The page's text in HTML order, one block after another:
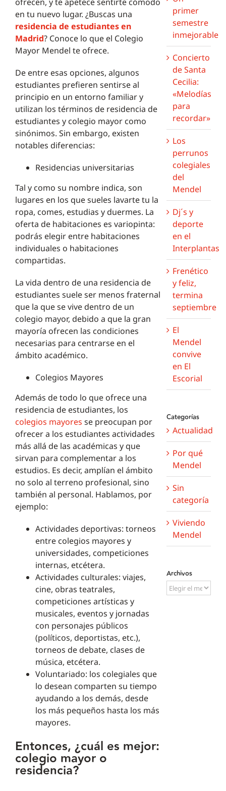
en tu nuevo lugar. ¿Buscas una
residencia de estudiantes en
Madrid? Conoce lo que el Colegio
Mayor Mendel te ofrece.
De entre esas opciones, algunos
estudiantes prefieren sentirse al
principio en un entorno familiar y
utilizan los términos de residencia de
estudiantes y colegio mayor como
sinónimos. Sin embargo, existen
notables diferencias:
Residencias universitarias
Tal y como su nombre indica, son
lugares en los que sueles lavarte tu la
ropa, comes, estudias y duermes. La
oferta de habitaciones es variopinta:
podrás elegir entre habitaciones
individuales o habitaciones
compartidas.
La vida dentro de una residencia de
estudiantes suele ser menos fraternal
que la que se vive dentro de un
colegio mayor, debido a que la gran
mayoría ofrecen las condiciones
necesarias para centrarse en el
ámbito académico.
Colegios Mayores
Además de todo lo que ofrece una
residencia de estudiantes, los
colegios mayores se preocupan por
ofrecer a los estudiantes actividades
más allá de las académicas y que
sirvan para complementar a los
estudios. Es decir, amplían el ámbito
no solo al terreno profesional, sino
también al personal. Hablamos, por
ejemplo:
Actividades deportivas: torneos
entre colegios mayores y
universidades, competiciones
internas, etcétera.
Actividades culturales: viajes,
cine, obras teatrales,
competiciones artísticas y
musicales, eventos y jornadas
con personajes públicos
(políticos, deportistas, etc.),
torneos de debate, clases de
música, etcétera.
Voluntariado: los colegiales que
lo desean comparten su tiempo
ayudando a los demás, desde
los más pequeños hasta los más
mayores.
Entonces, ¿cuál es mejor:
colegio mayor o
residencia?
primer
semestre
inmejorable
Concierto
de Santa
Cecilia:
«Melodías
para
recordar»
Los
perrunos
colegiales
del
Mendel
Dj´s y
deporte
en el
Interplantas
Frenético
y feliz,
termina
septiembre
El
Mendel
convive
en El
Escorial
Categorías
Actualidad
Por qué
Mendel
Sin
categoría
Viviendo
Mendel
Archivos
Archivos